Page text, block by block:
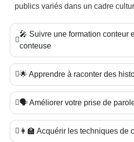
publics variés dans un cadre
🎤 Suivre une formation conteur
conteuse
🌟 Apprendre à raconter des
🗣️ Améliorer votre prise de
👩‍🏫 Acquérir les techniques de